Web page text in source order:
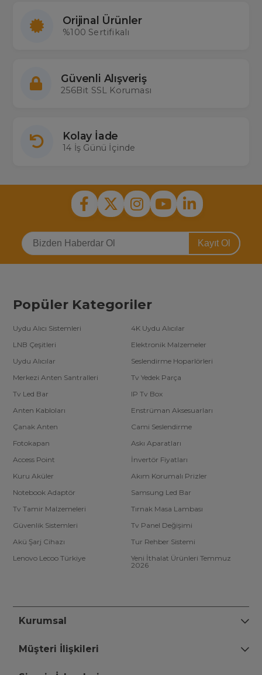
Orijinal Ürünler
%100 Sertifikalı
Güvenli Alışveriş
256Bit SSL Koruması
Kolay İade
14 İş Günü İçinde
Kayıt Ol
Popüler Kategoriler
Uydu Alıcı Sistemleri
4K Uydu Alıcılar
LNB Çeşitleri
Elektronik Malzemeler
Uydu Alıcılar
Seslendirme Hoparlörleri
Merkezi Anten Santralleri
Tv Yedek Parça
Tv Led Bar
IP Tv Box
Anten Kabloları
Enstrüman Aksesuarları
Çanak Anten
Cami Seslendirme
Fotokapan
Askı Aparatları
Access Point
İnvertör Fiyatları
Kuru Aküler
Akım Korumalı Prizler
Notebook Adaptör
Samsung Led Bar
Tv Tamir Malzemeleri
Tırnak Masa Lambası
Güvenlik Sistemleri
Tv Panel Değişimi
Akü Şarj Cihazı
Tur Rehber Sistemi
Lenovo Lecoo Türkiye
Yeni İthalat Ürünleri Temmuz
2026
Kurumsal
Müşteri İlişkileri